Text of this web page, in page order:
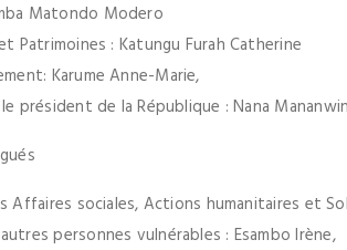
Matondo Modero
Patrimoines : Katungu Furah Catherine
Karume Anne-Marie,
président de la République : Nana
Affaires sociales, Actions humanitaires et
personnes vulnérables : Esambo Irène,